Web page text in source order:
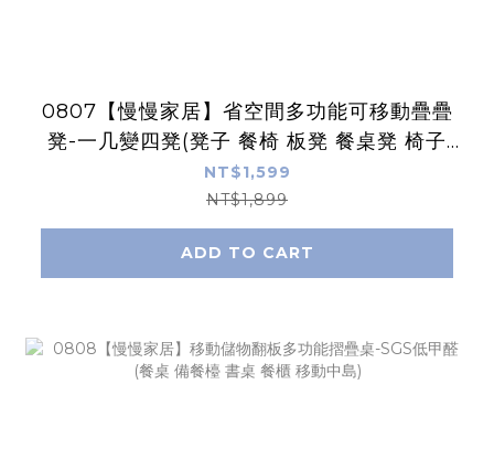
0807【慢慢家居】省空間多功能可移動疊疊
凳-一几變四凳(凳子 餐椅 板凳 餐桌凳 椅子
邊桌)
NT$1,599
NT$1,899
ADD TO CART